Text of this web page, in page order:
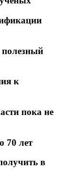
к
пока не
70 лет
в